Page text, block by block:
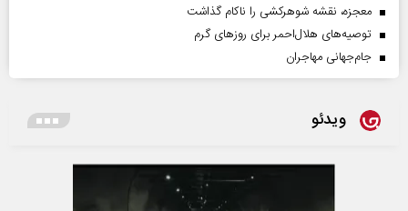
معجزه، نقشه شوهرکشی را ناکام گذاشت
توصیه‌های هلال‌احمر برای روز‌های گرم
جام‌جهانی مهاجران
ویدئو